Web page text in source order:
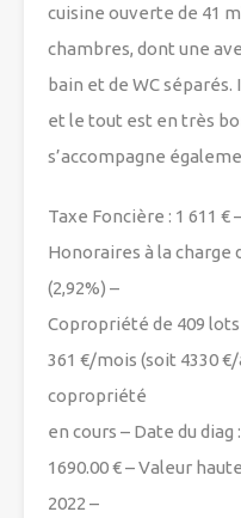
cuisine ouverte de 41
chambres, dont une
bain et de WC
et le tout est en très
s’accompagne
Taxe Foncière : 1 611 €
Honoraires à la charge
(2,92%) –
Copropriété de 409
361 €/mois (soit 4330
copropriété
en cours – Date du diag
1690.00 € – Valeur
2022 –